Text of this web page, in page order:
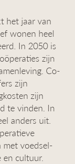
het jaar van
wonen heel
In 2050 is
zijn
Co-
zijn
zijn
te vinden. In
anders uit.
met voedsel-
en cultuur.